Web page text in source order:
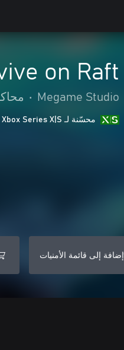
on Raft
Megame Studio
•
محسّنة لـ Xbox Series X|S
إضافة إلى قائمة الأمنيات